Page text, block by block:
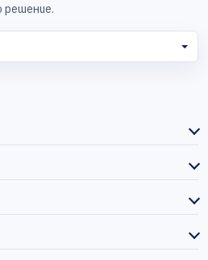
решение.